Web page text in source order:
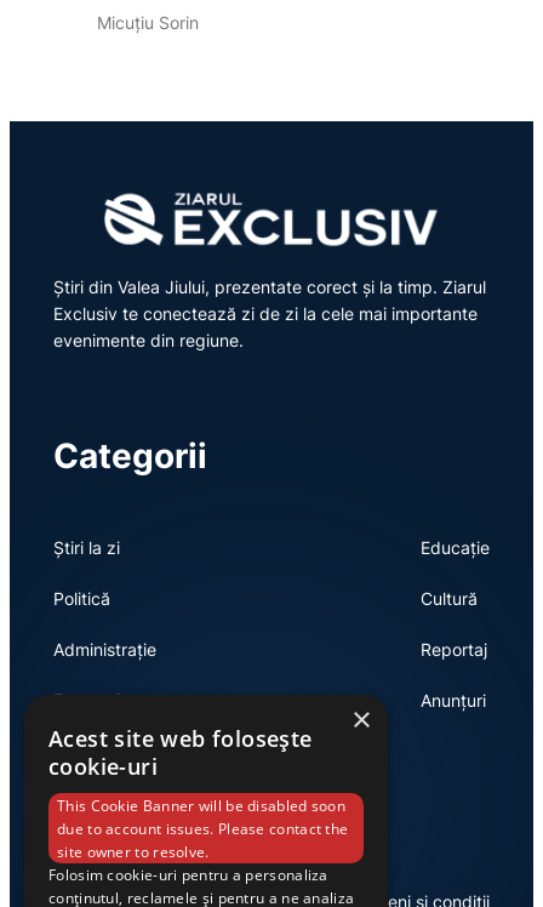
Micuțiu Sorin
Știri din Valea Jiului, prezentate corect și la timp. Ziarul
Exclusiv te conectează zi de zi la cele mai importante
evenimente din regiune.
Categorii
Știri la zi
Politică
Administrație
Economie
Educație
Cultură
Reportaj
Anunțuri
Link-uri utile
Despre noi Termeni și condiții
×
Acest site web folosește
cookie-uri
This Cookie Banner will be disabled soon
due to account issues. Please contact the
site owner to resolve.
Folosim cookie-uri pentru a personaliza
conținutul, reclamele și pentru a ne analiza